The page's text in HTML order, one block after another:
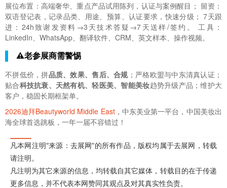
展位布置：高端奢华、重点产品试用陈列，认证与案例醒目； 留资：
双语登记表，记录品类、用途、预算、认证要求，快速分级； 7天跟
进：24h致谢发资料→3天技术答疑→7天送样/签约。 工具：
LinkedIn、WhatsApp、翻译软件、CRM、英文样本、操作视频。
⚠️老参展商需警惕
不拼低价，拼品质、效果、售后、合规；严格欧盟与中东清真认证；
贴合科技抗衰、天然有机、轻医美、智能美妆趋势升级产品；维护大
客户，稳固长期框架单。
2026迪拜Beautyworld Middle East，中东美业第一平台，中国美妆出
海全球首选跳板，一年一届不容错过！
凡本网注明“来源：去展网”的所有作品，版权均属于去展网，转载
请注明。
凡注明为其它来源的信息，均转载自其它媒体，转载目的在于传递
更多信息，并不代表本网赞同其观点及对其真实性负责。